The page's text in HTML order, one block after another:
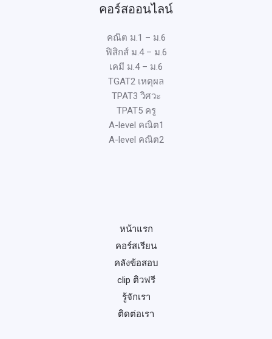
คอร์สออนไลน์
คณิต ม.1 – ม.6
ฟิสิกส์ ม.4 – ม.6
เคมี ม.4 – ม.6
TGAT2 เหตุผล
TPAT3 วิศวะ
TPAT5 ครู
A-level คณิต1
A-level คณิต2
หน้าแรก
คอร์สเรียน
คลังข้อสอบ
clip ติวฟรี
รู้จักเรา
ติดต่อเรา